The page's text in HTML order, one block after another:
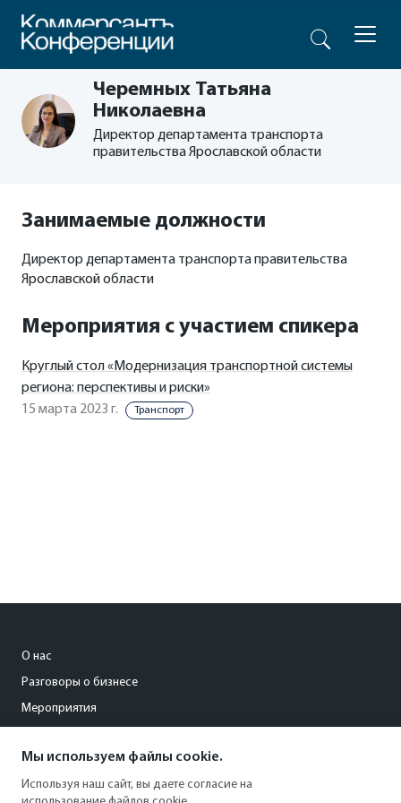
Черемных Татьяна
Николаевна
Директор департамента транспорта
правительства Ярославской области
Занимаемые должности
Директор департамента транспорта правительства
Ярославской области
Мероприятия с участием спикера
Круглый стол «Модернизация транспортной системы
региона: перспективы и риски»
15 марта 2023 г.
Транспорт
О нас
Разговоры о бизнесе
Мероприятия
avd@yar.kommersant.ru
+7 (915) 973-97-33
Мы используем файлы cookie.
Используя наш сайт, вы даете согласие на